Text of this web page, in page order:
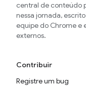
central de conteúdo
nessa jornada,
equipe do Chrome e
externos.
Contribuir
Registre um bug